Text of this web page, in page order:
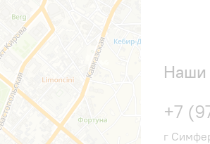
Наши
+7
г